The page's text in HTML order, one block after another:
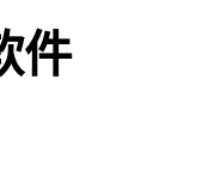
件